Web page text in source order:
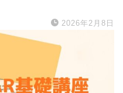
2026年2月8日